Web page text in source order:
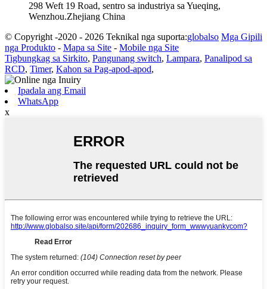
298 Weft 19 Road, sentro sa industriya sa Yueqing,
Wenzhou.Zhejiang China
© Copyright -2020 - 2026 Teknikal nga suporta:globalso Mga Gipili
nga Produkto - Mapa sa Site - Mobile nga Site
Tigbungkag sa Sirkito, Pangunang switch, Lampara, Panalipod sa
RCD, Timer, Kahon sa Pag-apod-apod,
Ipadala ang Email
WhatsApp
x